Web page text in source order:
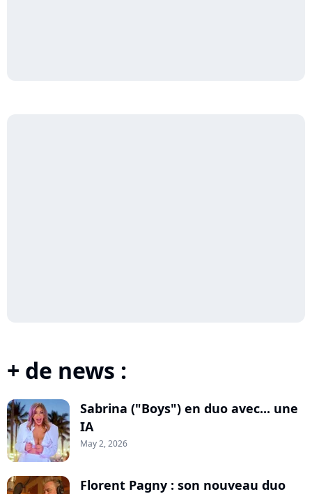
+ de news :
Sabrina ("Boys") en duo avec... une
IA
May 2, 2026
Florent Pagny : son nouveau duo